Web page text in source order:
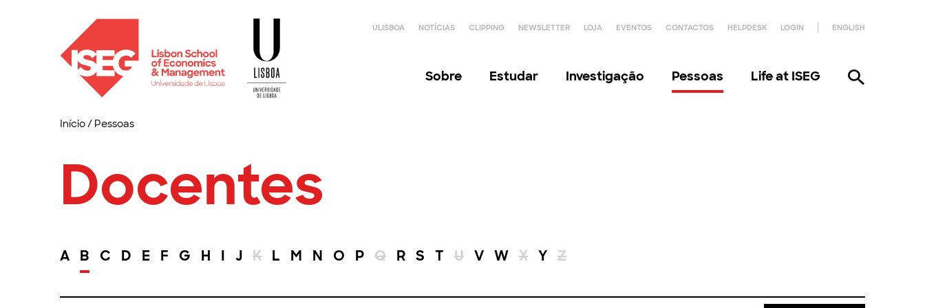
ULISBOA NOTÍCIAS CLIPPING NEWSLETTER LOJA EVENTOS CONTACTOS HELPDESK LOGIN ENGLISH
Sobre Estudar Investigação Pessoas Life at ISEG
Início/ Pessoas
Docentes
A B C D E F G H I J K L M N O P Q R S T U V W X Y Z